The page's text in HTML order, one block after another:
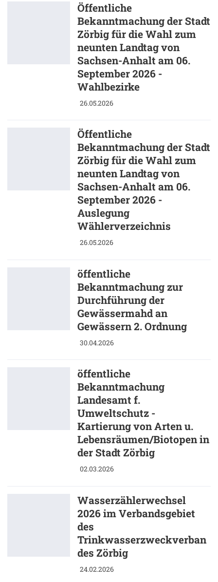
Öffentliche
Bekanntmachung der Stadt
Zörbig für die Wahl zum
neunten Landtag von
Sachsen-Anhalt am 06.
September 2026 -
Wahlbezirke
26.05.2026
Öffentliche
Bekanntmachung der Stadt
Zörbig für die Wahl zum
neunten Landtag von
Sachsen-Anhalt am 06.
September 2026 -
Auslegung
Wählerverzeichnis
26.05.2026
öffentliche
Bekanntmachung zur
Durchführung der
Gewässermahd an
Gewässern 2. Ordnung
30.04.2026
öffentliche
Bekanntmachung
Landesamt f.
Umweltschutz -
Kartierung von Arten u.
Lebensräumen/Biotopen in
der Stadt Zörbig
02.03.2026
Wasserzählerwechsel
2026 im Verbandsgebiet
des
Trinkwasserzweckverban
des Zörbig
24.02.2026